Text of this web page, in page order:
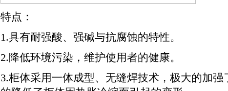
特点：
1.具有耐强酸、强碱与抗腐蚀的特性。
2.降低环境污染，维护使用者的健康。
3.柜体采用一体成型、无缝焊技术，极大的加